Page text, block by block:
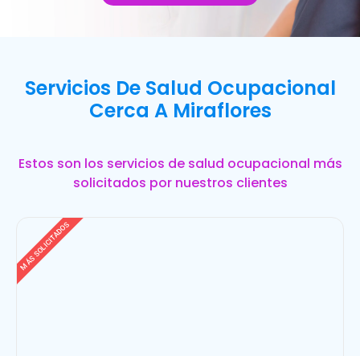
Servicios De Salud Ocupacional
Cerca A Miraflores
Estos son los servicios de salud ocupacional más
solicitados por nuestros clientes
MÁS SOLICITADOS